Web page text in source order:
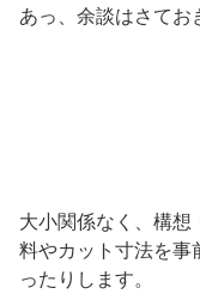
あっ、余談はさてお
大小関係なく、構
料やカット寸法を
ったりします。